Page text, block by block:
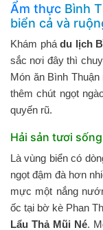
Ẩm thực Bình
biển cả và
Khám phádu lịch
sắc nơi đây thì
Món ăn Bình
thêm chút ngọt
quyến rũ.
Hải sản tươi
Là vùng biển có
ngọt đậm đà hơn
mực một nắng
ốc tại bờ kè Phan
Lẩu Thả Mũi Né.